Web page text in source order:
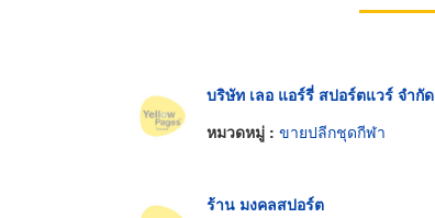
บริษัท เลอ แอร์รี่ สปอร์ตแวร์ จำกัด
หมวดหมู่ : ขายปลีกชุดกีฬา
ร้าน มงคลสปอร์ต